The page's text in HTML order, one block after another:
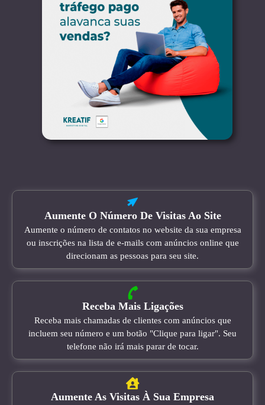
Aumente O Número De Visitas Ao Site
Aumente o número de contatos no website da sua empresa
ou inscrições na lista de e-mails com anúncios online que
direcionam as pessoas para seu site.
Receba Mais Ligações
Receba mais chamadas de clientes com anúncios que
incluem seu número e um botão "Clique para ligar". Seu
telefone não irá mais parar de tocar.
Aumente As Visitas À Sua Empresa